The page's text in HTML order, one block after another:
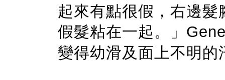
起來有點很假，右邊
假髮粘在一起。」
變得幼滑及面上不明的